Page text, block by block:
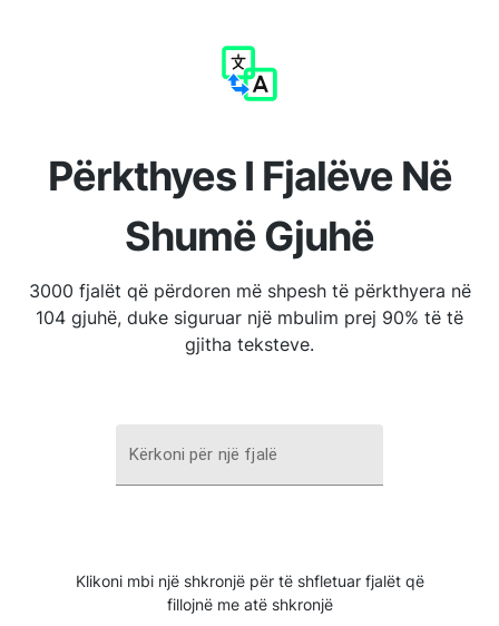
Përkthyes I Fjalëve Në
Shumë Gjuhë
3000 fjalët që përdoren më shpesh të përkthyera në
104 gjuhë, duke siguruar një mbulim prej 90% të të
gjitha teksteve.
Kërkoni për një fjalë
Klikoni mbi një shkronjë për të shfletuar fjalët që
fillojnë me atë shkronjë